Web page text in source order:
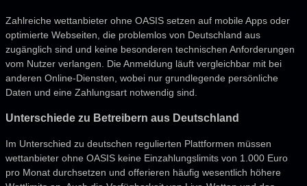
Zahlreiche wettanbieter ohne OASIS setzen auf mobile Apps oder
optimierte Webseiten, die problemlos von Deutschland aus
zugänglich sind und keine besonderen technischen Anforderungen
vom Nutzer verlangen. Die Anmeldung läuft vergleichbar mit bei
anderen Online-Diensten, wobei nur grundlegende persönliche
Daten und eine Zahlungsart notwendig sind.
Unterschiede zu Betreibern aus Deutschland
Im Unterschied zu deutschen regulierten Plattformen müssen
wettanbieter ohne OASIS keine Einzahlungslimits von 1.000 Euro
pro Monat durchsetzen und offerieren häufig wesentlich höhere